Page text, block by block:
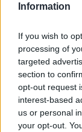
Information
If you wish to
processing of
targeted
section to
opt-out request
interest-based
us or personal
your opt-out.